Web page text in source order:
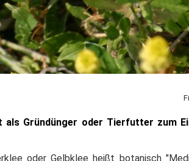
Gründünger oder Tierfutter zum
oder Gelbklee heißt botanisch